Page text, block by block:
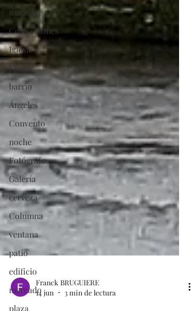
mansión
Coleccciones
Iglesia
Muelle
barrio
Ángeles
Convento
noche
Fotógrafo
Galería
cerveza
Columna
ventana
patio
edificio
mercado
plaza